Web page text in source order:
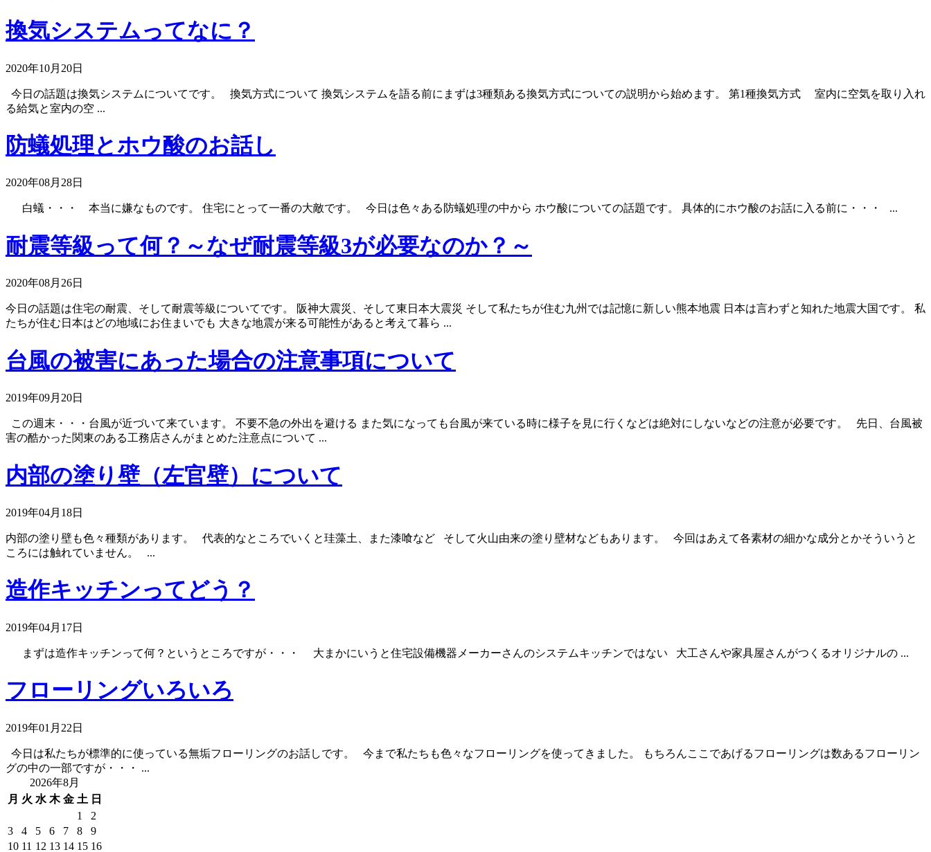
換気システムってなに？
2020年10月20日
今日の話題は換気システムについてです。 換気方式について 換気システムを語る前にまずは3種類ある換気方式についての説明から始めます。 第1種換気方式 室内に空気を取り入れ
る給気と室内の空 ...
防蟻処理とホウ酸のお話し
2020年08月28日
白蟻・・・ 本当に嫌なものです。 住宅にとって一番の大敵です。 今日は色々ある防蟻処理の中から ホウ酸についての話題です。 具体的にホウ酸のお話に入る前に・・・ ...
耐震等級って何？～なぜ耐震等級3が必要なのか？～
2020年08月26日
今日の話題は住宅の耐震、そして耐震等級についてです。 阪神大震災、そして東日本大震災 そして私たちが住む九州では記憶に新しい熊本地震 日本は言わずと知れた地震大国です。 私
たちが住む日本はどの地域にお住まいでも 大きな地震が来る可能性があると考えて暮ら ...
台風の被害にあった場合の注意事項について
2019年09月20日
この週末・・・台風が近づいて来ています。 不要不急の外出を避ける また気になっても台風が来ている時に様子を見に行くなどは絶対にしないなどの注意が必要です。 先日、台風被
害の酷かった関東のある工務店さんがまとめた注意点について ...
内部の塗り壁（左官壁）について
2019年04月18日
内部の塗り壁も色々種類があります。 代表的なところでいくと珪藻土、また漆喰など そして火山由来の塗り壁材などもあります。 今回はあえて各素材の細かな成分とかそういうと
ころには触れていません。 ...
造作キッチンってどう？
2019年04月17日
まずは造作キッチンって何？というところですが・・・ 大まかにいうと住宅設備機器メーカーさんのシステムキッチンではない 大工さんや家具屋さんがつくるオリジナルの ...
フローリングいろいろ
2019年01月22日
今日は私たちが標準的に使っている無垢フローリングのお話しです。 今まで私たちも色々なフローリングを使ってきました。 もちろんここであげるフローリングは数あるフローリン
グの中の一部ですが・・・ ...
2026年8月
月 火 水 木 金 土 日
1
2
3
4 5 6 7 8
9
10 11 12 13 14 15 16